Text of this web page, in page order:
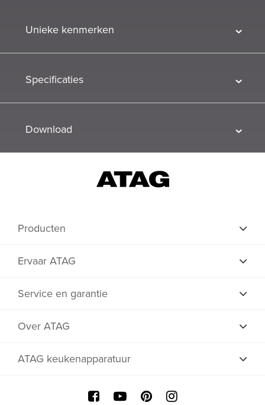
Unieke kenmerken
Specificaties
Download
Producten
Ervaar ATAG
Service en garantie
Over ATAG
ATAG keukenapparatuur